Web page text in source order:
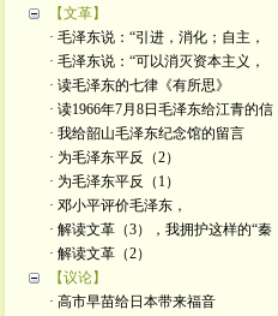
【文革】
· 毛泽东说：“引进，消化；自主，
· 毛泽东说：“可以消灭资本主义，
· 读毛泽东的七律《有所思》
· 读1966年7月8日毛泽东给江青的信
· 我给韶山毛泽东纪念馆的留言
· 为毛泽东平反（2）
· 为毛泽东平反（1）
· 邓小平评价毛泽东，
· 解读文革（3），我拥护这样的“秦
· 解读文革（2）
【议论】
· 高市早苗给日本带来福音